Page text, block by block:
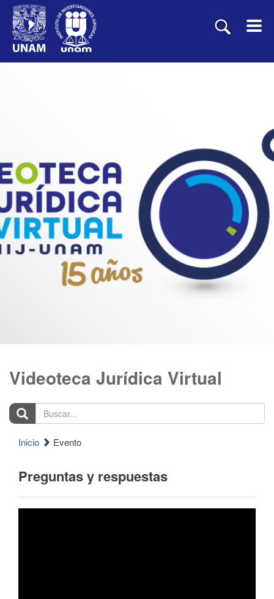
Videoteca Jurídica Virtual
Buscar...
Inicio Evento
Preguntas y respuestas